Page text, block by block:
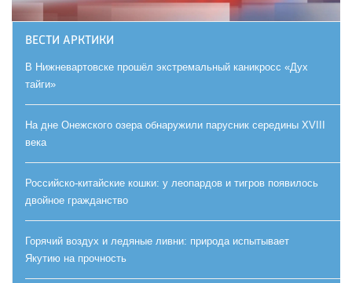
ВЕСТИ АРКТИКИ
В Нижневартовске прошёл экстремальный каникросс «Дух
тайги»
На дне Онежского озера обнаружили парусник середины XVIII
века
Российско-китайские кошки: у леопардов и тигров появилось
двойное гражданство
Горячий воздух и ледяные ливни: природа испытывает
Якутию на прочность